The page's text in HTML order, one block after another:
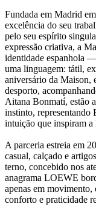
Fundada em Madrid
excelência do seu
pelo seu espírito
expressão criativa, a
identidade espanhola
uma linguagem: tátil,
aniversário da Maison,
desporto,
Aitana Bonmatí, estão
instinto, representando
intuição que inspiram
A parceria estreia em
casual, calçado e
terno, concebido nos
anagrama LOEWE
apenas em movimento,
conforto e praticidade